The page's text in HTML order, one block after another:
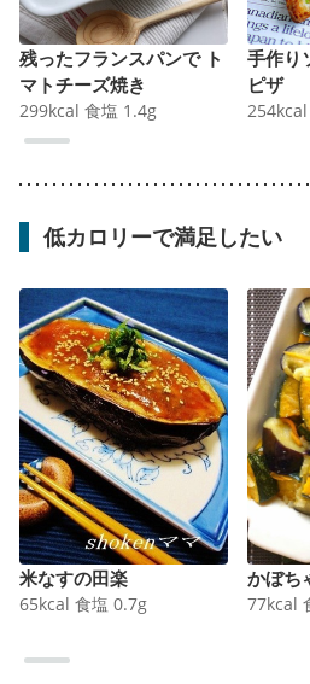
残ったフランスパンで ト
マトチーズ焼き
299kcal 食塩 1.4g
手作り
ピザ
254kcal
低カロリーで満足したい
米なすの田楽
65kcal 食塩 0.7g
かぼち
77kcal